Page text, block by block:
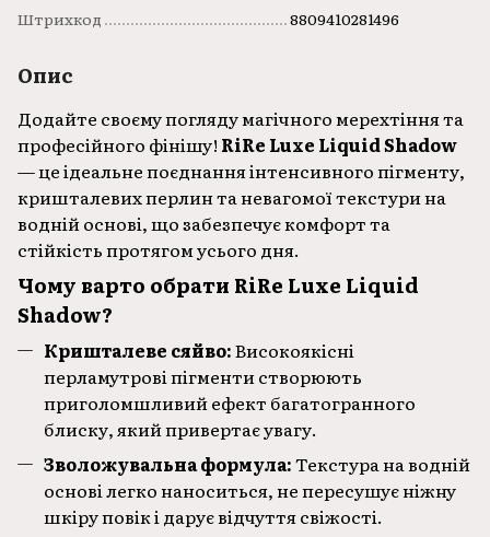
Штрихкод
8809410281496
Опис
Додайте своєму погляду магічного мерехтіння та
професійного фінішу! RiRe Luxe Liquid Shadow
— це ідеальне поєднання інтенсивного пігменту,
кришталевих перлин та невагомої текстури на
водній основі, що забезпечує комфорт та
стійкість протягом усього дня.
Чому варто обрати RiRe Luxe Liquid
Shadow?
Кришталеве сяйво:Високоякісні
перламутрові пігменти створюють
приголомшливий ефект багатогранного
блиску, який привертає увагу.
Зволожувальна формула:Текстура на водній
основі легко наноситься, не пересушує ніжну
шкіру повік і дарує відчуття свіжості.